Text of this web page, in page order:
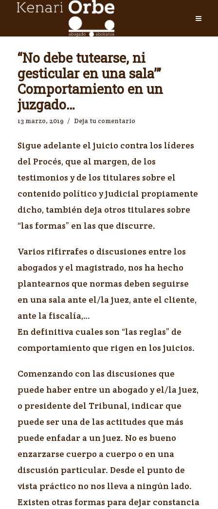
“No debe tutearse, ni
gesticular en una sala’”
Comportamiento en un
juzgado…
13 marzo, 2019 Deja tu comentario
Sigue adelante el juicio contra los líderes
del Procés, que al margen, de los
testimonios y de los titulares sobre el
contenido político y judicial propiamente
dicho, también deja otros titulares sobre
“las formas” en las que discurre.
Varios rifirrafes o discusiones entre los
abogados y el magistrado, nos ha hecho
plantearnos que normas deben seguirse
en una sala ante el/la juez, ante el cliente,
ante la fiscalía,…
En definitiva cuales son “las reglas” de
comportamiento que rigen en los juicios.
Comenzando con las discusiones que
puede haber entre un abogado y el/la juez,
o presidente del Tribunal, indicar que
puede ser una de las actitudes que más
puede enfadar a un juez. No es bueno
enzarzarse cuerpo a cuerpo o en una
discusión particular. Desde el punto de
vista práctico no nos lleva a ningún lado.
Existen otras formas para dejar constancia